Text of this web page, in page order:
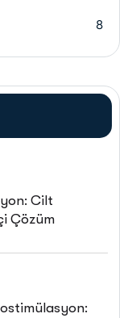
8
Cilt
Çözüm